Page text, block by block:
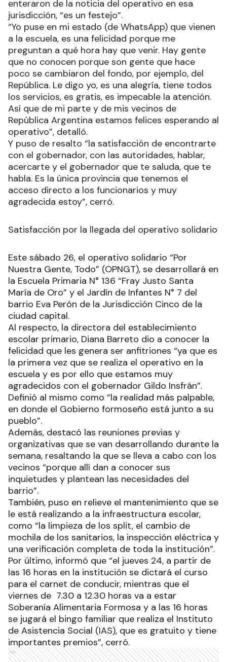
enteraron de la noticia del operativo en esa
jurisdicción, “es un festejo”.
“Yo puse en mi estado (de WhatsApp) que vienen
a la escuela, es una felicidad porque me
preguntan a qué hora hay que venir. Hay gente
que no conocen porque son gente que hace
poco se cambiaron del fondo, por ejemplo, del
República. Le digo yo, es una alegría, tiene todos
los servicios, es gratis, es impecable la atención.
Así que de mi parte y de mis vecinos de
República Argentina estamos felices esperando al
operativo”, detalló.
Y puso de resalto “la satisfacción de encontrarte
con el gobernador, con las autoridades, hablar,
acercarte y el gobernador que te saluda, que te
habla. Es la única provincia que tenemos el
acceso directo a los funcionarios y muy
agradecida estoy”, cerró.
Satisfacción por la llegada del operativo solidario
Este sábado 26, el operativo solidario “Por
Nuestra Gente, Todo” (OPNGT), se desarrollará en
la Escuela Primaria N° 136 “Fray Justo Santa
María de Oro” y el Jardín de Infantes N° 7 del
barrio Eva Perón de la Jurisdicción Cinco de la
ciudad capital.
Al respecto, la directora del establecimiento
escolar primario, Diana Barreto dio a conocer la
felicidad que les genera ser anfitriones “ya que es
la primera vez que se realiza el operativo en la
escuela y es por ello que estamos muy
agradecidos con el gobernador Gildo Insfrán”.
Definió al mismo como “la realidad más palpable,
en donde el Gobierno formoseño está junto a su
pueblo”.
Además, destacó las reuniones previas y
organizativas que se van desarrollando durante la
semana, resaltando la que se lleva a cabo con los
vecinos “porque allí dan a conocer sus
inquietudes y plantean las necesidades del
barrio”.
También, puso en relieve el mantenimiento que se
le está realizando a la infraestructura escolar,
como “la limpieza de los split, el cambio de
mochila de los sanitarios, la inspección eléctrica y
una verificación completa de toda la institución”.
Por último, informó que “el jueves 24, a partir de
las 16 horas en la institución se dictará el curso
para el carnet de conducir, mientras que el
viernes de 7.30 a 12.30 horas va a estar
Soberanía Alimentaria Formosa y a las 16 horas
se jugará el bingo familiar que realiza el Instituto
de Asistencia Social (IAS), que es gratuito y tiene
importantes premios”, cerró.
Ads